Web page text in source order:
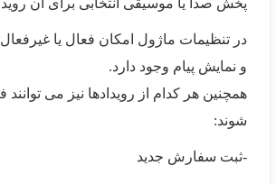
پخش صدا یا موسیقی انتخابی برای آن
در تنظیمات ماژول امکان فعال یا
و نمایش پیام وجود دارد.
همچنین هر کدام از رویدادها نیز می توانند
شوند:
-ثبت سفارش جدید